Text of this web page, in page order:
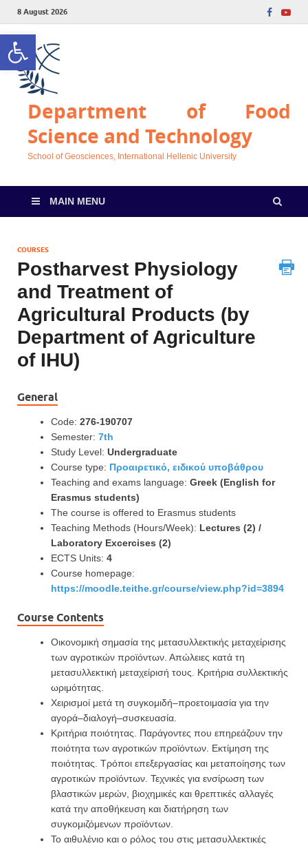
Open toolbar
8 August 2026
Department of Food
Science and Technology
School of Geosciences, International Hellenic University
MAIN MENU
COURSES
Postharvest Physiology
and Treatment of
Agricultural Products (by
Department of Agriculture
of IHU)
General
Code: 276-190707
Semester: 7th
Study Level: Undergraduate
Course type: Προαιρετικό, ειδικού υποβάθρου
Teaching and exams language: Greek (English for
Erasmus students)
The course is offered to Erasmus students
Teaching Methods (Hours/Week): Lectures (2) /
Laboratory Excercises (2)
ECTS Units: 4
Course homepage:
https://moodle.teithe.gr/course/view.php?id=3894
Course Contents
Οικονομική σημασία της μετασυλλεκτικής μεταχείρισης
των αγροτικών προϊόντων. Απώλειες κατά τη
μετασυλλεκτική μεταχείρισή τους. Κριτήρια συλλεκτικής
ωριμότητας.
Χειρισμοί μετά τη συγκομιδή–προετοιμασία για την
αγορά–διαλογή–συσκευασία.
Κριτήρια ποιότητας. Παράγοντες που επηρεάζουν την
ποιότητα των αγροτικών προϊόντων. Εκτίμηση της
ποιότητας. Τρόποι επεξεργασίας και μεταποίησης των
αγροτικών προϊόντων. Τεχνικές για ενσίρωση των
βλαστικών μερών, βιοχημικές και θρεπτικές αλλαγές
κατά την αποθήκευση και διατήρηση των
συγκομιζόμενων προϊόντων.
Το αιθυλένιο και ο ρόλος του στις μετασυλλεκτικές